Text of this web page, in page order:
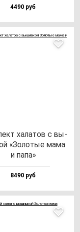
4490 руб
ха­ла­тов с вы­
«Золо­тые ма­ма
и па­па»
8490 руб